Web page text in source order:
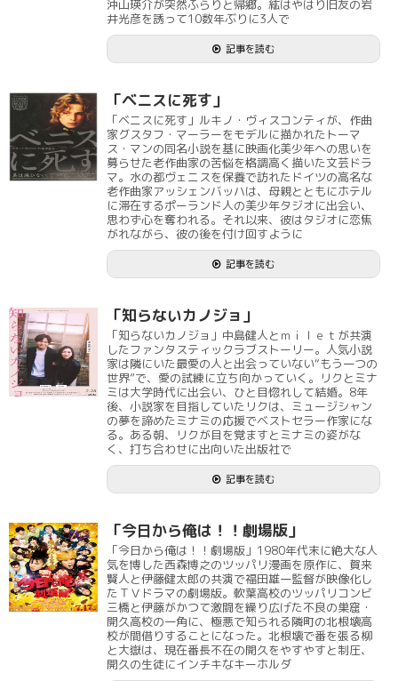
沖山瑛介が突然ふらりと帰郷。紘はやはり旧友の岩
井光彦を誘って10数年ぶりに3人で
記事を読む
「ベニスに死す」
「ベニスに死す」ルキノ・ヴィスコンティが、作曲
家グスタフ・マーラーをモデルに描かれたトーマ
ス・マンの同名小説を基に映画化美少年への思いを
募らせた老作曲家の苦悩を格調高く描いた文芸ドラ
マ。水の都ヴェニスを保養で訪れたドイツの高名な
老作曲家アッシェンバッハは、母親とともにホテル
に滞在するポーランド人の美少年タジオに出会い、
思わず心を奪われる。それ以来、彼はタジオに恋焦
がれながら、彼の後を付け回すように
記事を読む
「知らないカノジョ」
「知らないカノジョ」中島健人とｍｉｌｅｔが共演
したファンタスティックラブストーリー。人気小説
家は隣にいた最愛の人と出会っていない“もう一つの
世界”で、愛の試練に立ち向かっていく。リクとミナ
ミは大学時代に出会い、ひと目惚れして結婚。8年
後、小説家を目指していたリクは、ミュージシャン
の夢を諦めたミナミの応援でベストセラー作家にな
る。ある朝、リクが目を覚ますとミナミの姿がな
く、打ち合わせに出向いた出版社で
記事を読む
「今日から俺は！！劇場版」
「今日から俺は！！劇場版」1980年代末に絶大な人
気を博した西森博之のツッパリ漫画を原作に、賀来
賢人と伊藤健太郎の共演で福田雄一監督が映像化し
たＴＶドラマの劇場版。軟葉高校のツッパリコンビ
三橋と伊藤がかつて激闘を繰り広げた不良の巣窟・
開久高校の一角に、極悪で知られる隣町の北根壊高
校が間借りすることになった。北根壊で番を張る柳
と大嶽は、現在番長不在の開久をやすやすと制圧、
開久の生徒にインチキなキーホルダ